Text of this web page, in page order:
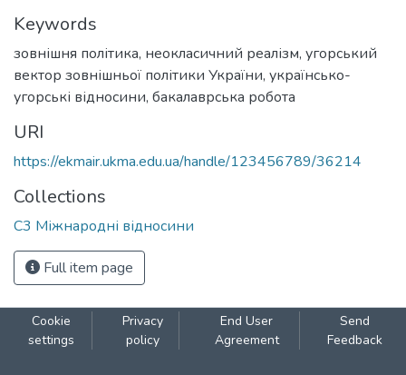
Keywords
зовнішня політика, неокласичний реалізм, угорський
вектор зовнішньої політики України, українсько-
угорські відносини, бакалаврська робота
URI
https://ekmair.ukma.edu.ua/handle/123456789/36214
Collections
С3 Міжнародні відносини
Full item page
Cookie
settings
Privacy
policy
End User
Agreement
Send
Feedback